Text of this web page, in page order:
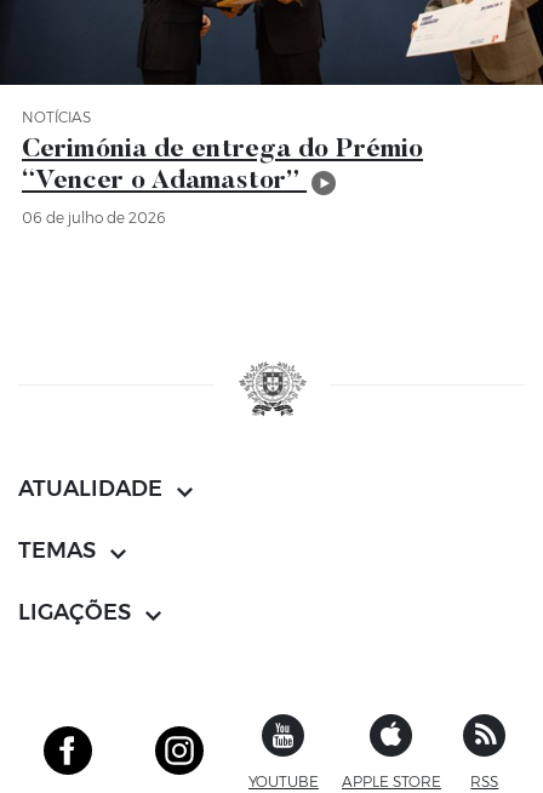
Categoria Notícias
NOTÍCIAS
Cerimónia de entrega do Prémio
“Vencer o Adamastor”
06 de julho de 2026
ATUALIDADE
TEMAS
LIGAÇÕES
YOUTUBE SITE EXTERNO
APPLE STORE SITERSS